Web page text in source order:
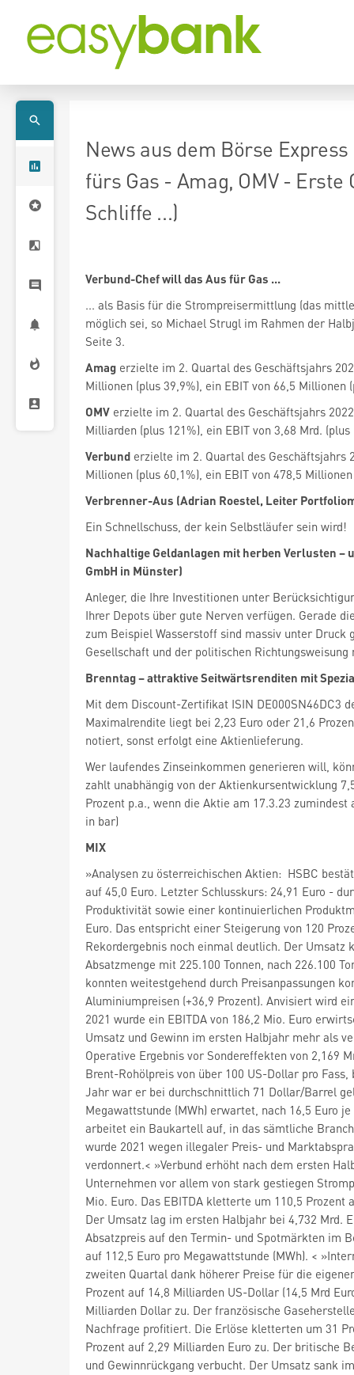
News aus dem Börse
fürs Gas - Amag, OMV -
Schliffe ...)
Verbund-Chef will das Aus für Gas ...
... als Basis für die Strompreisermittlung (das
möglich sei, so Michael Strugl im Rahmen der
Seite 3.
Amag erzielte im 2. Quartal des Geschäftsjahrs
Millionen (plus 39,9%), ein EBIT von 66,5 Millionen
OMV erzielte im 2. Quartal des Geschäftsjahrs
Milliarden (plus 121%), ein EBIT von 3,68 Mrd.
Verbund erzielte im 2. Quartal des Geschäftsjahrs
Millionen (plus 60,1%), ein EBIT von 478,5
Verbrenner-Aus (Adrian Roestel, Leiter
Ein Schnellschuss, der kein Selbstläufer sein wird!
Nachhaltige Geldanlagen mit herben Verlusten –
GmbH in Münster)
Anleger, die Ihre Investitionen unter
Ihrer Depots über gute Nerven verfügen. Gerade
zum Beispiel ­Wasserstoff sind massiv unter Druck
Gesellschaft und der politischen
Brenntag – attraktive ­Seitwärtsrenditen mit
Mit dem Discount-Zertifikat ISIN DE000SN46DC3
Maximalrendite liegt bei 2,23 Euro oder 21,6
notiert, sonst erfolgt eine Aktienlieferung.
Wer laufendes Zinseinkommen generieren will,
zahlt unabhängig von der Aktienkursentwicklung
Prozent p.a., wenn die Aktie am 17.3.23
in bar)
MIX
»Analysen zu österreichischen Aktien: HSBC
auf 45,0 Euro. Letzter Schlusskurs: 24,91 Euro -
Produktivität sowie einer kontinuierlichen
Euro. Das entspricht einer Steigerung von 120
Rekordergebnis noch einmal deutlich. Der
Absatzmenge mit 225.100 Tonnen, nach 226.100
konnten weitestgehend durch Preisanpassungen
Aluminiumpreisen (+36,9 Prozent). Anvisiert wird
2021 wurde ein EBITDA von 186,2 Mio. Euro
Umsatz und Gewinn im ersten Halbjahr mehr als
Operative Ergebnis vor Sondereffekten von 2,169
Brent-Rohölpreis von über 100 US-Dollar pro
Jahr war er bei durchschnittlich 71 Dollar/Barrel
Megawattstunde (MWh) erwartet, nach 16,5 Euro
arbeitet ein Baukartell auf, in das sämtliche
wurde 2021 wegen illegaler Preis- und
verdonnert.< »Verbund erhöht nach dem ersten
Unternehmen vor allem von stark gestiegen
Mio. Euro. Das EBITDA kletterte um 110,5
Der Umsatz lag im ersten Halbjahr bei 4,732 Mrd.
Absatzpreis auf den Termin- und Spotmärkten im
auf 112,5 Euro pro Megawattstunde (MWh). <
zweiten Quartal dank höherer Preise für die
Prozent auf 14,8 Milliarden US-Dollar (14,5 Mrd
Milliarden Dollar zu. Der französische
Nachfrage profitiert. Die Erlöse kletterten um 31
Prozent auf 2,29 Milliarden Euro zu. Der britische
und Gewinnrückgang verbucht. Der Umsatz sank